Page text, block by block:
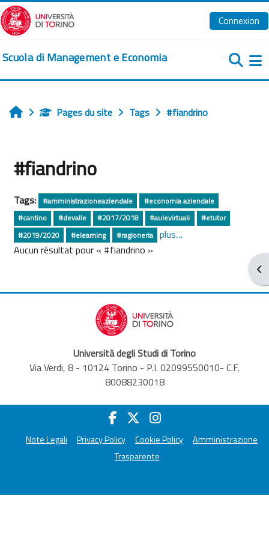
Passer au contenu principal
Connexion
Scuola di Management e Economia
AccueilPages du site Tags #fiandrino
#fiandrino
Tags: #amministrazioneaziendale
#economia aziendale
#cantino
#devalle #2017/2018 #aulevirtuali
#etutor
#2019/2020
#elearning #ragioneria plus…
Aucun résultat pour « #fiandrino »
Università degli Studi di Torino
Via Verdi, 8 - 10124 Torino - P.I. 02099550010- C.F.
80088230018
Note Legali Privacy Policy Cookie Policy
Amministrazione
Trasparente